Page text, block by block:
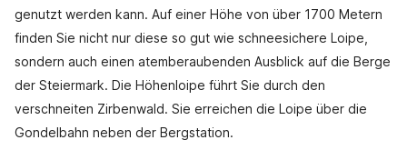
genutzt werden kann. Auf einer Höhe von über 1700 Metern
finden Sie nicht nur diese so gut wie schneesichere Loipe,
sondern auch einen atemberaubenden Ausblick auf die Berge
der Steiermark. Die Höhenloipe führt Sie durch den
verschneiten Zirbenwald. Sie erreichen die Loipe über die
Gondelbahn neben der Bergstation.